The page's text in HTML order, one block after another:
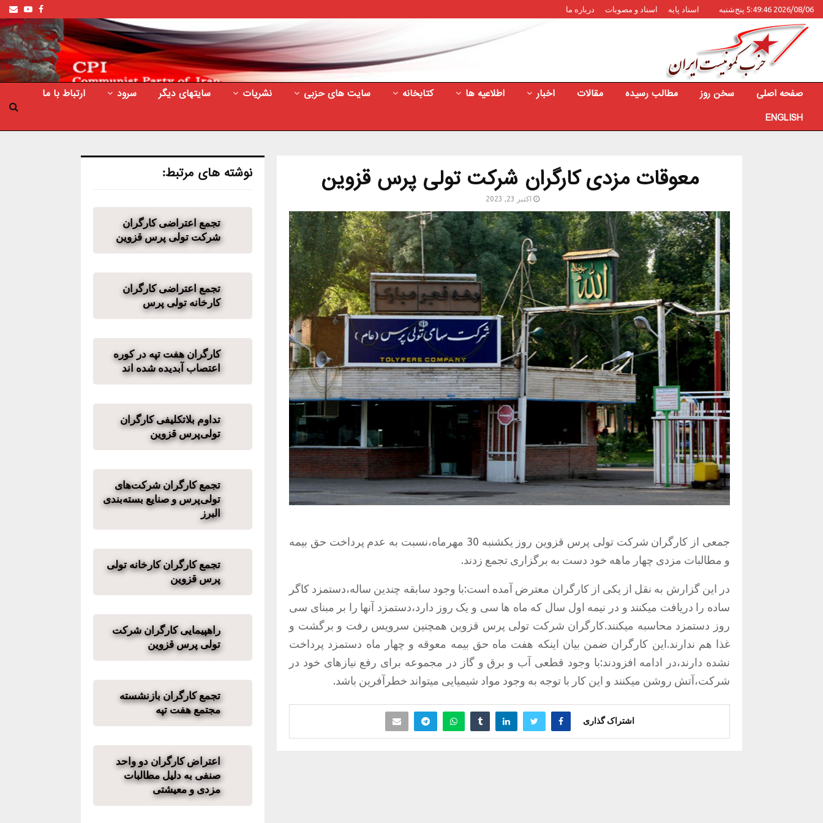
2026/08/06 5:49:46 پنج‌شنبه اسناد پایه اسناد و مصوبات درباره ما Facebook
صفحه اصلی سخن روز مطالب رسیده مقالات اخبار اطلاعیه ها کتابخانه سایت های حزبی نشریات سایتهای دیگر سرود
ارتباط با ما
ENGLISH
معوقات مزدی کارگران شرکت تولی پرس قزوین
اکتبر 23, 2023
جمعی از کارگران شرکت تولی پرس قزوین روز یکشنبه 30 مهرماه،نسبت به عدم پرداخت حق بیمه
و مطالبات مزدی چهار ماهه خود دست به برگزاری تجمع زدند.
در این گزارش به نقل از یکی از کارگران معترض آمده است:با وجود سابقه چندین ساله،دستمزد کاگر
ساده را دریافت میکنند و در نیمه اول سال که ماه ها سی و یک روز دارد،دستمزد آنها را بر مبنای سی
روز دستمزد محاسبه میکنند.کارگران شرکت تولی پرس قزوین همچنین سرویس رفت و برگشت و
غذا هم ندارند.این کارگران ضمن بیان اینکه هفت ماه حق بیمه معوقه و چهار ماه دستمزد پرداخت
نشده دارند،در ادامه افزودند:با وجود قطعی آب و برق و گاز در مجموعه برای رفع نیازهای خود در
شرکت،آتش روشن میکنند و این کار با توجه به وجود مواد شیمیایی میتواند خطرآفرین باشد.
اشتراک گذاری
نوشته های مرتبط:
تجمع اعتراضی کارگران
شرکت تولی پرس قزوین
تجمع اعتراضی کارگران
کارخانه تولی پرس
کارگران هفت تپه در کوره
اعتصاب آبدیده شده اند
تداوم بلاتکلیفی کارگران
تولی‌پرس قزوین
تجمع کارگران شرکت‌های
تولی‌پرس و صنایع بسته‌بندی
البرز
تجمع کارگران کارخانه تولی
پرس قزوین
راهپیمایی کارگران شرکت
تولی پرس قزوین
تجمع کارگران بازنشسته
مجتمع هفت تپه
اعتراض کارگران دو واحد
صنفی به دلیل مطالبات
مزدی و معیشتی